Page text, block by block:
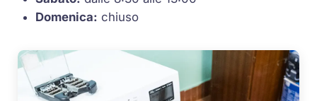
Domenica: chiuso